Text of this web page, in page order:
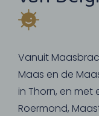
Vanuit
Maas en de
in Thorn, en
Roermond,